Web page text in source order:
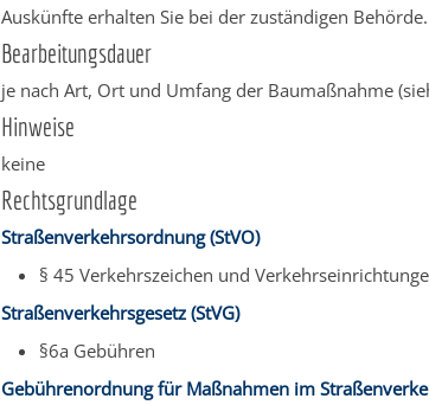
Auskünfte erhalten Sie bei der zuständigen Behörde.
Bearbeitungsdauer
je nach Art, Ort und Umfang der Baumaßnahme
Hinweise
keine
Rechtsgrundlage
Straßenverkehrsordnung (StVO)
§ 45 Verkehrszeichen und
Straßenverkehrsgesetz (StVG)
§6a Gebühren
Gebührenordnung für Maßnahmen im